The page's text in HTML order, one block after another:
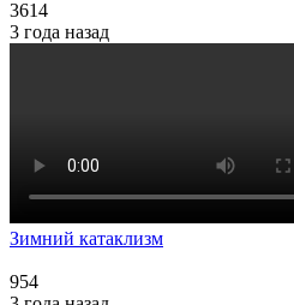
3614
3 года назад
Зимний катаклизм
954